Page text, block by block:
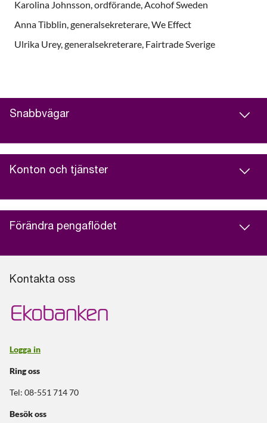
Karolina Johnsson , ordförande, Acohof Sweden
Anna Tibblin , generalsekreterare, We Effect
Ulrika Urey, generalsekreterare, Fairtrade Sverige
Snabbvägar
Konton och tjänster
Förändra pengaflödet
Kontakta oss
Logga in
Ring oss
Tel: 08-551 714 70
Besök oss